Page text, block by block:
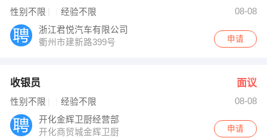
性别不限 经验不限
08-08
浙江君悦汽车有限公司
衢州市建新路399号
申请
收银员 面议
性别不限 经验不限
08-08
开化金辉卫厨经营部
开化商贸城金辉卫厨
申请